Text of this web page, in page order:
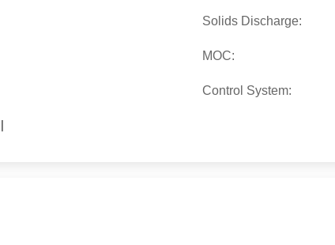
Solids Discharge:
MOC:
Control System: